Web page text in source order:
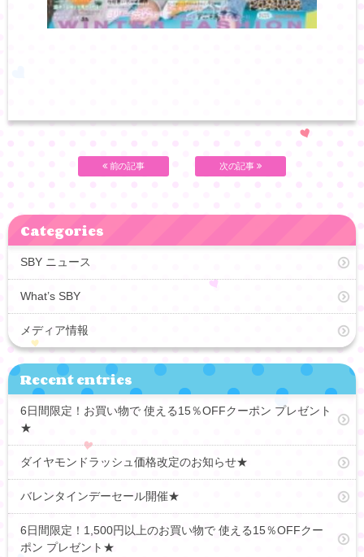
前の記事 次の記事
Categories
SBY ニュース
What’s SBY
メディア情報
Recent entries
6日間限定！お買い物で 使える15％OFFクーポン プレゼント
★
ダイヤモンドラッシュ価格改定のお知らせ★
バレンタインデーセール開催★
6日間限定！1,500円以上のお買い物で 使える15％OFFクー
ポン プレゼント★